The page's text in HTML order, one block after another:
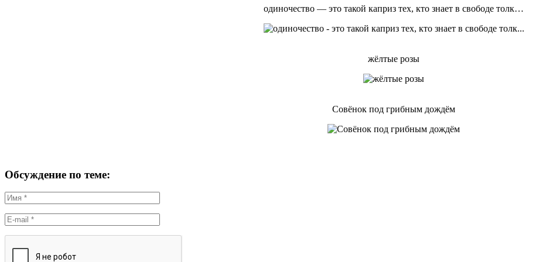
одиночество — это такой каприз тех, кто знает в свободе толк…
жёлтые розы
Совёнок под грибным дождём
Обсуждение по теме: